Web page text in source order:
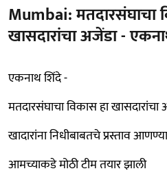
Mumbai: मतदारसंघाचा
खासदारांचा अजेंडा -
एकनाथ शिंदे -
मतदारसंघाचा विकास हा खासदारांचा
खादारांना निधीबाबतचे प्रस्ताव
आमच्याकडे मोठी टीम तयार झाली